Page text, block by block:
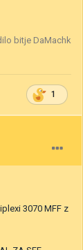
bitje DaMachk
1
3070 MFF z